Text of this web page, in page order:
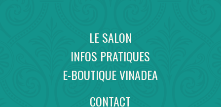
LE SALON
INFOS PRATIQUES
E-BOUTIQUE VINADEA
CONTACT